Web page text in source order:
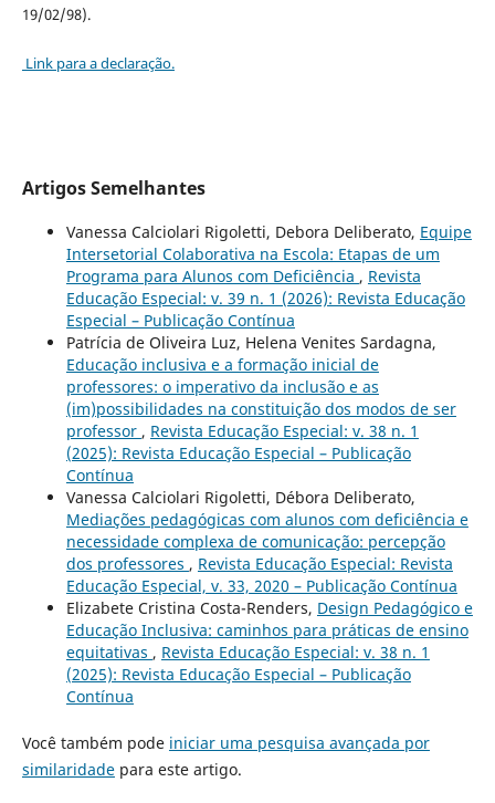
19/02/98).
Link para a declaração.
Artigos Semelhantes
Vanessa Calciolari Rigoletti, Debora Deliberato, Equipe
Intersetorial Colaborativa na Escola: Etapas de um
Programa para Alunos com Deficiência , Revista
Educação Especial: v. 39 n. 1 (2026): Revista Educação
Especial – Publicação Contínua
Patrícia de Oliveira Luz, Helena Venites Sardagna,
Educação inclusiva e a formação inicial de
professores: o imperativo da inclusão e as
(im)possibilidades na constituição dos modos de ser
professor , Revista Educação Especial: v. 38 n. 1
(2025): Revista Educação Especial – Publicação
Contínua
Vanessa Calciolari Rigoletti, Débora Deliberato,
Mediações pedagógicas com alunos com deficiência e
necessidade complexa de comunicação: percepção
dos professores , Revista Educação Especial: Revista
Educação Especial, v. 33, 2020 – Publicação Contínua
Elizabete Cristina Costa-Renders, Design Pedagógico e
Educação Inclusiva: caminhos para práticas de ensino
equitativas , Revista Educação Especial: v. 38 n. 1
(2025): Revista Educação Especial – Publicação
Contínua
Você também pode iniciar uma pesquisa avançada por
similaridadepara este artigo.